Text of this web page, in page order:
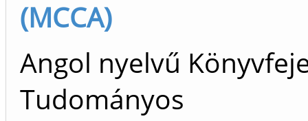
(MCCA)
Angol nyelvű
Tudományos